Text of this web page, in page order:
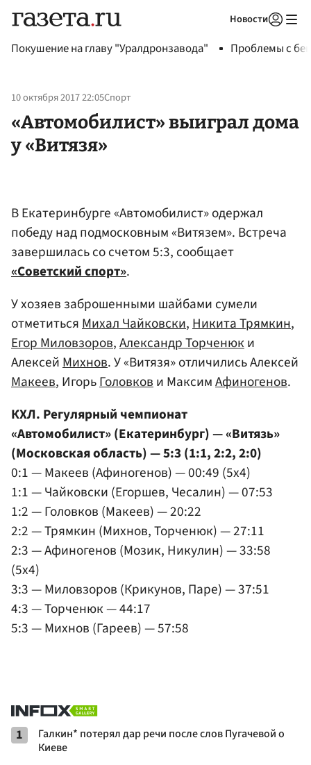
Новости
Покушение на главу "Уралдронзавода" Проблемы с
10 октября 2017 22:05Спорт
«Автомобилист» выиграл дома
у «Витязя»
В Екатеринбурге «Автомобилист» одержал
победу над подмосковным «Витязем». Встреча
завершилась со счетом 5:3, сообщает
«Советский спорт».
У хозяев заброшенными шайбами сумели
отметитьсяМихал Чайковски,Никита Трямкин,
Егор Миловзоров,Александр Торченюки
АлексейМихнов. У «Витязя» отличились Алексей
Макеев, ИгорьГоловкови МаксимАфиногенов.
КХЛ. Регулярный чемпионат
«Автомобилист» (Екатеринбург) — «Витязь»
(Московская область) — 5:3 (1:1, 2:2, 2:0)
0:1 — Макеев (Афиногенов) — 00:49 (5x4)
1:1 — Чайковски (Егоршев, Чесалин) — 07:53
1:2 — Головков (Макеев) — 20:22
2:2 — Трямкин (Михнов, Торченюк) — 27:11
2:3 — Афиногенов (Мозик, Никулин) — 33:58
(5x4)
3:3 — Миловзоров (Крикунов, Паре) — 37:51
4:3 — Торченюк — 44:17
5:3 — Михнов (Гареев) — 57:58
1
Галкин* потерял дар речи после слов Пугачевой о
Киеве